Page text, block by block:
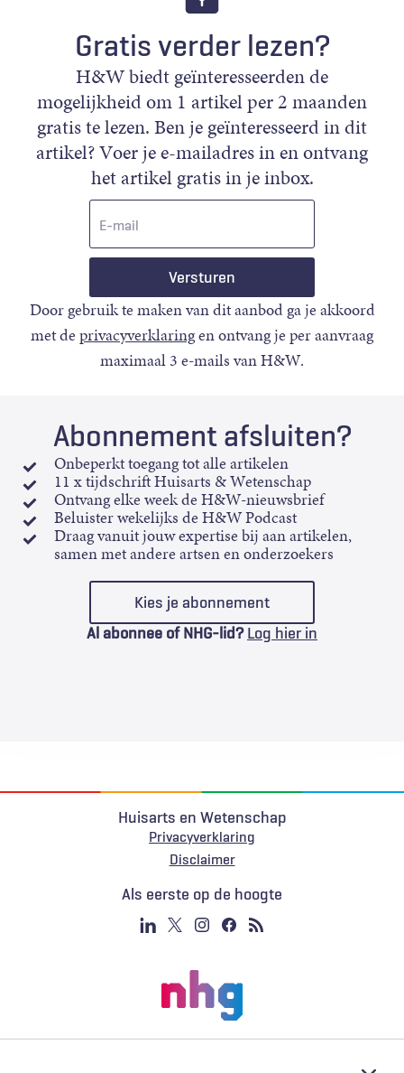
Gratis verder lezen?
H&W biedt geïnteresseerden de
mogelijkheid om 1 artikel per 2 maanden
gratis te lezen. Ben je geïnteresseerd in dit
artikel? Voer je e-mailadres in en ontvang
het artikel gratis in je inbox.
Door gebruik te maken van dit aanbod ga je akkoord
met deprivacyverklaringen ontvang je per aanvraag
maximaal 3 e-mails van H&W.
Abonnement afsluiten?
Onbeperkt toegang tot alle artikelen
11 x tijdschrift Huisarts & Wetenschap
Ontvang elke week de H&W-nieuwsbrief
Beluister wekelijks de H&W Podcast
Draag vanuit jouw expertise bij aan artikelen,
samen met andere artsen en onderzoekers
Kies je abonnement
Al abonnee of NHG-lid? Log hier in
Huisarts en Wetenschap
Privacyverklaring
Voet
Disclaimer
Als eerste op de hoogte